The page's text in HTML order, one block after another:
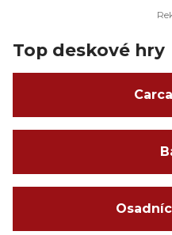
Top deskové hry